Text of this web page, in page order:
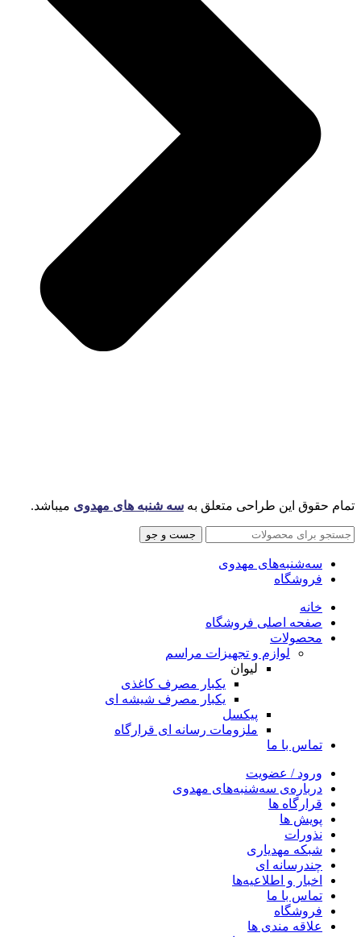
تمام حقوق این طراحی متعلق به سه شنبه های مهدوی میباشد.
جست و جو
سه‌شنبه‌های مهدوی
فروشگاه
خانه
صفحه اصلی فروشگاه
محصولات
لوازم و تجهیزات مراسم
لیوان
یکبار مصرف کاغذی
یکبار مصرف شیشه ای
پیکسل
ملزومات رسانه ای قرارگاه
تماس با ما
ورود / عضویت
درباره‌ی سه‌شنبه‌های مهدوی
قرارگاه ها
پویش ها
نذورات
شبکه مهدیاری
چندرسانه‌ ای
اخبار و اطلاعیه‌ها
تماس با ما
فروشگاه
علاقه مندی ها